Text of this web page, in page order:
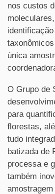
nos custos
única
O Grupo de
para
florestas,
tudo
batizada de
processa e
também